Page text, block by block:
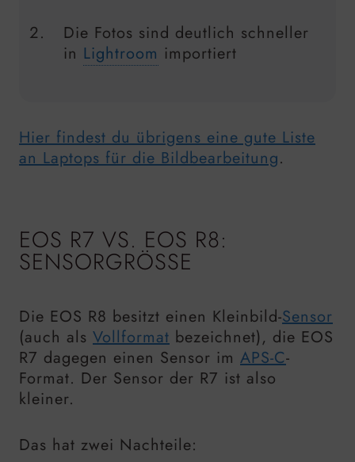
Die Fotos sind deutlich schneller
in Lightroom importiert
Hier findest du übrigens eine gute Liste
an Laptops für die Bildbearbeitung.
EOS R7 VS. EOS R8:
SENSORGRÖSSE
Die EOS R8 besitzt einen Kleinbild-Sensor
(auch als Vollformat bezeichnet), die EOS
R7 dagegen einen Sensor im APS-C-
Format. Der Sensor der R7 ist also
kleiner.
Das hat zwei Nachteile: